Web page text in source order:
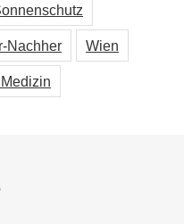
Nachher Wien